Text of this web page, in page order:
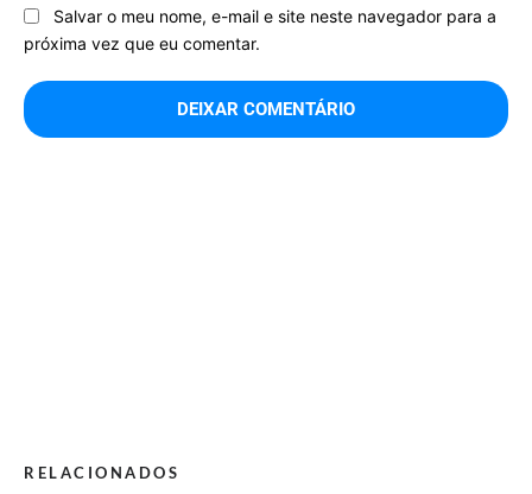
Salvar o meu nome, e-mail e site neste navegador para a
próxima vez que eu comentar.
RELACIONADOS